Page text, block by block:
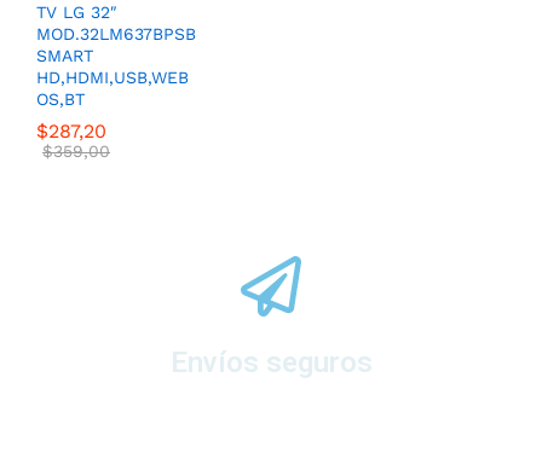
TV LG 32″
MOD.32LM637BPSB
SMART
HD,HDMI,USB,WEB
OS,BT
$287,20
$359,00
Envíos seguros